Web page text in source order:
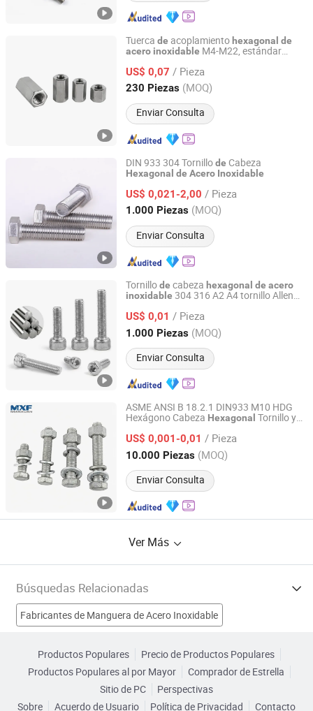
Tuerca de acoplamientohexagonal de
acero inoxidable M4-M22, estándar
US$ 0,07 / Pieza
230 Piezas (MOQ)
Enviar Consulta
Zhejiang Qiangbang Industry Co., Ltd
Zhejiang, China Desde 2025
DIN 933 304 Tornillode Cabeza
Hexagonal de Acero Inoxidable
US$ 0,021-2,00 / Pieza
1.000 Piezas (MOQ)
Enviar Consulta
Taizhou Wanluo Hardware Products Co., Ltd.
Jiangsu, China Desde 2023
Tornillode cabeza hexagonal de acero
inoxidable 304 316 A2 A4 tornillo Allen
tornillo Allen
US$ 0,01 / Pieza
1.000 Piezas (MOQ)
Enviar Consulta
Jiaxing Goshen Hardware Co., Ltd.
Zhejiang, China Desde 2012
ASME ANSI B 18.2.1 DIN933 M10 HDG
Hexágono Cabeza Hexagonal Tornillo y
InoxidableTornilloHexagonal
Tuerca Grado 10.9 para Montaje Solar
US$ 0,001-0,01 / Pieza
10.000 Piezas (MOQ)
Enviar Consulta
Ningbo Mianxuan Import &Export Co., Ltd.
Zhejiang, China Desde 2023
Ver Más
Búsquedas Relacionadas
Fabricantes de Manguera de Acero Inoxidable
Fabricantes de Nueces Hex Fabricantes de perno hexagonal
Productos Populares
Precio de Productos Populares
Productos Populares al por Mayor
Comprador de Estrella
Sitio de PC
Perspectivas
Sobre
Acuerdo de Usuario Política de Privacidad Contacto